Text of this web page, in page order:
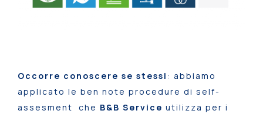
Occorre conoscere se stessi : abbiamo
applicato le ben note procedure di self-
assesment che B&B Service utilizza per i